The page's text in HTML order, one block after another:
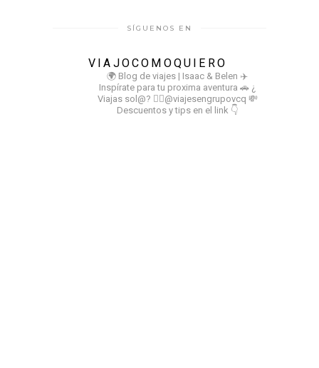
SÍGUENOS EN
VIAJOCOMOQUIERO
🌍 Blog de viajes | Isaac & Belen ✈️
Inspírate para tu proxima aventura 🚗 ¿
Viajas sol@? 👉🏻@viajesengrupovcq 💸
Descuentos y tips en el link 👇